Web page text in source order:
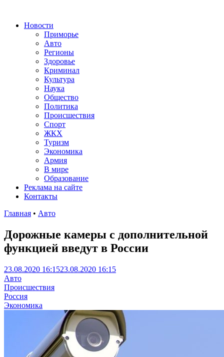
Новости
Приморье
Авто
Регионы
Здоровье
Криминал
Культура
Наука
Общество
Политика
Происшествия
Спорт
ЖКХ
Туризм
Экономика
Армия
В мире
Образование
Реклама на сайте
Контакты
Главная • Авто
Дорожные камеры с дополнительной
функцией введут в России
23.08.2020 16:1523.08.2020 16:15
Авто
Происшествия
Россия
Экономика